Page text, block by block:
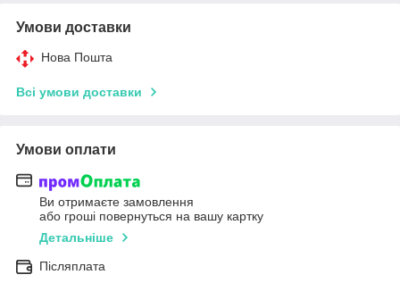
Умови доставки
Нова Пошта
Всі умови доставки
Умови оплати
Ви отримаєте замовлення
або гроші повернуться на вашу картку
Детальніше
Післяплата